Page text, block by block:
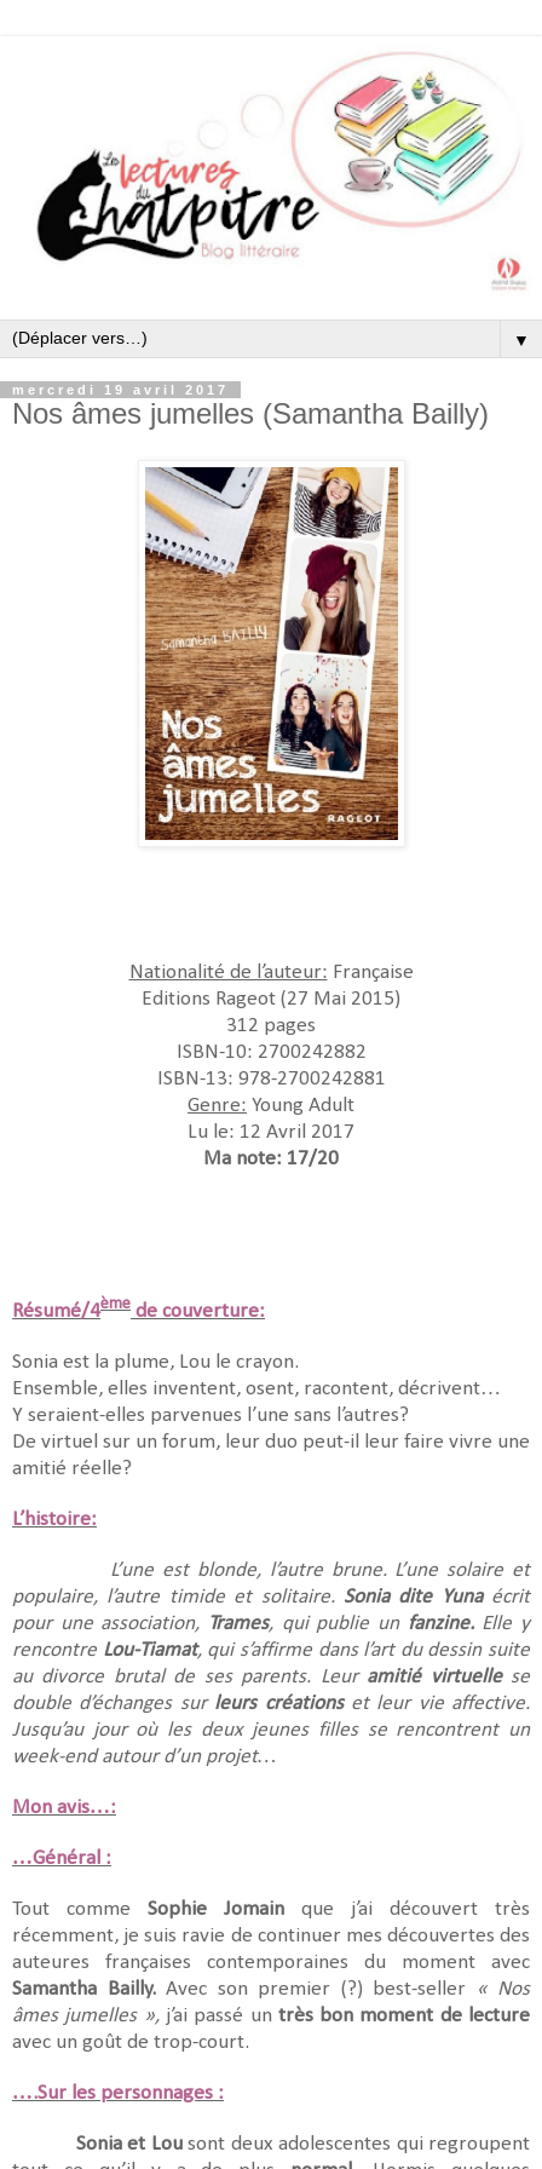
▼
mercredi 19 avril 2017
Nos âmes jumelles (Samantha Bailly)
Nationalité de l’auteur: Française
Editions Rageot (27 Mai 2015)
312 pages
ISBN-10: 2700242882
ISBN-13: 978-2700242881
Genre: Young Adult
Lu le: 12 Avril 2017
Ma note: 17/20
Résumé/4ème de couverture:
Sonia est la plume, Lou le crayon.
Ensemble, elles inventent, osent, racontent, décrivent…
Y seraient-elles parvenues l’une sans l’autres?
De virtuel sur un forum, leur duo peut-il leur faire vivre une
amitié réelle?
L’histoire:
L’une est blonde, l’autre brune. L’une solaire et
populaire, l’autre timide et solitaire. Sonia dite Yuna écrit
pour une association, Trames, qui publie un fanzine. Elle y
rencontre Lou-Tiamat, qui s’affirme dans l’art du dessin suite
au divorce brutal de ses parents. Leur amitié virtuellese
double d’échanges sur leurs créationset leur vie affective.
Jusqu’au jour où les deux jeunes filles se rencontrent un
week-end autour d’un projet…
Mon avis…:
…Général :
Tout comme Sophie Jomain que j’ai découvert très
récemment, je suis ravie de continuer mes découvertes des
auteures françaises contemporaines du moment avec
Samantha Bailly.Avec son premier (?) best-seller
« Nos
âmes jumelles »,j’ai passé un très bon moment de lecture
avec un goût de trop-court.
….Sur les personnages :
Sonia et Lousont deux adolescentes qui regroupent